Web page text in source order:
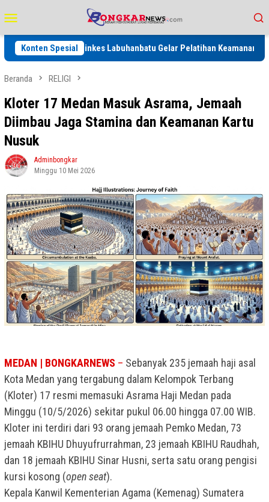
ke
kontenMobile
Konten Spesial
Dinkes Labuhanbatu Gelar Pelatihan Keamanan Pangan,
Beranda RELIGI
Kloter 17 Medan Masuk Asrama, Jemaah
Diimbau Jaga Stamina dan Keamanan Kartu
Nusuk
Adminbongkar
Minggu 10 Mei 2026
MEDAN | BONGKARNEWS – Sebanyak 235 jemaah haji asal
Kota Medan yang tergabung dalam Kelompok Terbang
(Kloter) 17 resmi memasuki Asrama Haji Medan pada
Minggu (10/5/2026) sekitar pukul 06.00 hingga 07.00 WIB.
Kloter ini terdiri dari 93 orang jemaah Pemko Medan, 73
jemaah KBIHU Dhuyufrurrahman, 23 jemaah KBIHU Raudhah,
dan 18 jemaah KBIHU Sinar Husni, serta satu orang pengisi
kursi kosong (open seat).
Kepala Kanwil Kementerian Agama (Kemenag) Sumatera